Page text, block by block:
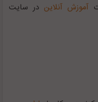
آموزش آنلاین در سایت